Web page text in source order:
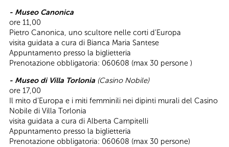
- Museo Canonica
ore 11,00
Pietro Canonica, uno scultore nelle corti d’Europa
visita guidata a cura di Bianca Maria Santese
Appuntamento presso la biglietteria
Prenotazione obbligatoria: 060608 (max 30 persone )
- Museo di Villa Torlonia (Casino Nobile)
ore 17,00
Il mito d’Europa e i miti femminili nei dipinti murali del Casino
Nobile di Villa Torlonia
visita guidata a cura di Alberta Campitelli
Appuntamento presso la biglietteria
Prenotazione obbligatoria: 060608 (max 30 persone)